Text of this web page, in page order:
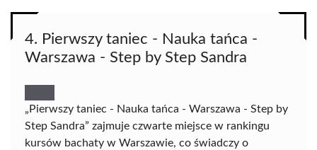
4. Pierwszy taniec - Nauka tańca -
Warszawa - Step by Step Sandra
„Pierwszy taniec - Nauka tańca - Warszawa - Step by
Step Sandra” zajmuje czwarte miejsce w rankingu
kursów bachaty w Warszawie, co świadczy o